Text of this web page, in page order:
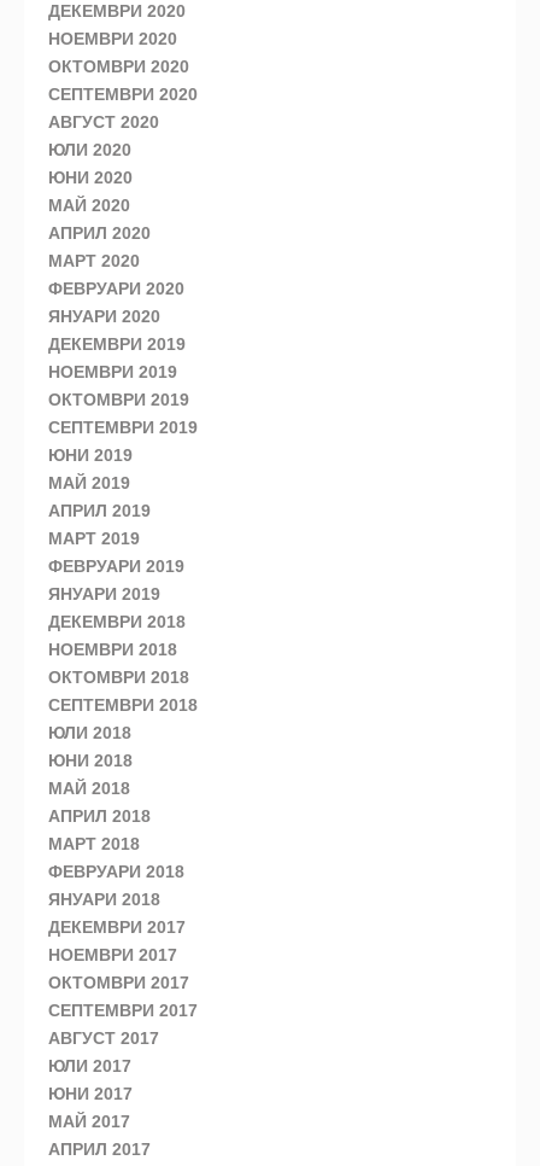
ДЕКЕМВРИ 2020
НОЕМВРИ 2020
ОКТОМВРИ 2020
СЕПТЕМВРИ 2020
АВГУСТ 2020
ЮЛИ 2020
ЮНИ 2020
МАЙ 2020
АПРИЛ 2020
МАРТ 2020
ФЕВРУАРИ 2020
ЯНУАРИ 2020
ДЕКЕМВРИ 2019
НОЕМВРИ 2019
ОКТОМВРИ 2019
СЕПТЕМВРИ 2019
ЮНИ 2019
МАЙ 2019
АПРИЛ 2019
МАРТ 2019
ФЕВРУАРИ 2019
ЯНУАРИ 2019
ДЕКЕМВРИ 2018
НОЕМВРИ 2018
ОКТОМВРИ 2018
СЕПТЕМВРИ 2018
ЮЛИ 2018
ЮНИ 2018
МАЙ 2018
АПРИЛ 2018
МАРТ 2018
ФЕВРУАРИ 2018
ЯНУАРИ 2018
ДЕКЕМВРИ 2017
НОЕМВРИ 2017
ОКТОМВРИ 2017
СЕПТЕМВРИ 2017
АВГУСТ 2017
ЮЛИ 2017
ЮНИ 2017
МАЙ 2017
АПРИЛ 2017